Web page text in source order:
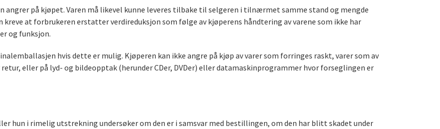
angrer på kjøpet. Varen må likevel kunne leveres tilbake til selgeren i tilnærmet samme stand og mengde
kreve at forbrukeren erstatter verdireduksjon som følge av kjøperens håndtering av varene som ikke har
og funksjon.
hvis dette er mulig. Kjøperen kan ikke angre på kjøp av varer som forringes raskt, varer som av
eller på lyd- og bildeopptak (herunder CDer, DVDer) eller datamaskinprogrammer hvor forseglingen er
hun i rimelig utstrekning undersøker om den er i samsvar med bestillingen, om den har blitt skadet under